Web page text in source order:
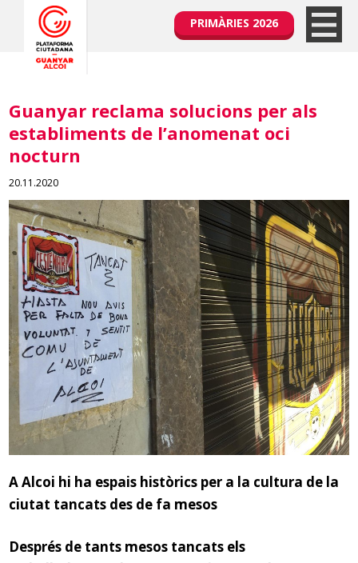
PRIMÀRIES 2026
Guanyar reclama solucions per als
establiments de l’anomenat oci
nocturn
20.11.2020
A Alcoi hi ha espais històrics per a la cultura de la
ciutat tancats des de fa mesos
Després de tants mesos tancats els